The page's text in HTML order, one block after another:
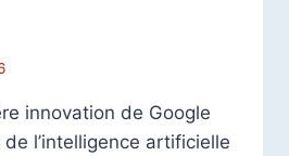
innovation de Google
l’intelligence artificielle